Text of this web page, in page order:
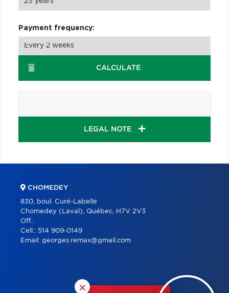
Payment frequency:
CALCULATE
LEGAL NOTE
×
CHOMEDEY
830, boul. Curé-Labelle
Chomedey (Laval), Québec, H7V 2V3
Off.:
Cell.: 514 909-0149
Email: georges.remax@gmail.com